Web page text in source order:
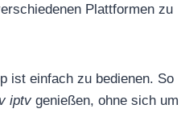
Plattformen zu
ist einfach zu bedienen. So
iptv genießen, ohne sich um